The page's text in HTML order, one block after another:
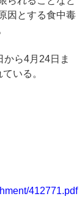
因とする食中毒
ら4月24日ま
いる。
412771.pdf